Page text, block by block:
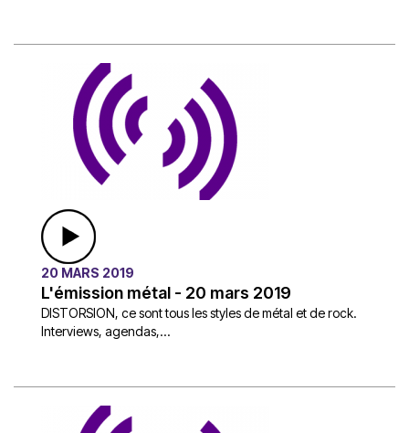
20 MARS 2019
L'émission métal - 20 mars 2019
DISTORSION, ce sont tous les styles de métal et de rock.
Interviews, agendas,...